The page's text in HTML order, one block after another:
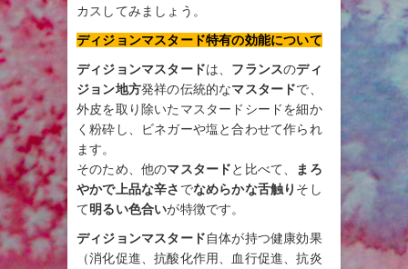
カスしてみましょう。
ディジョンマスタード特有の効能について
ディジョンマスタードは、 フランスのディ
ジョン地方発祥の伝統的なマスタードで、
外皮を取り除いたマスタードシードを細か
く粉砕し、ビネガーや塩と合わせて作られ
ます。
そのため、他のマスタードと比べて、 まろ
やかで上品な辛さ でなめらかな舌触り そし
て明るい色合いが特徴です。
ディジョンマスタード自体が持つ健康効果
（消化促進、抗酸化作用、血行促進、抗炎